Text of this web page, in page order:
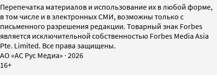
Перепечатка материалов и использование их в любой форме,
в том числе и в электронных СМИ, возможны только с
письменного разрешения редакции. Товарный знак Forbes
является исключительной собственностью Forbes Media Asia
Pte. Limited. Все права защищены.
AO «АС Рус Медиа» · 2026
16+